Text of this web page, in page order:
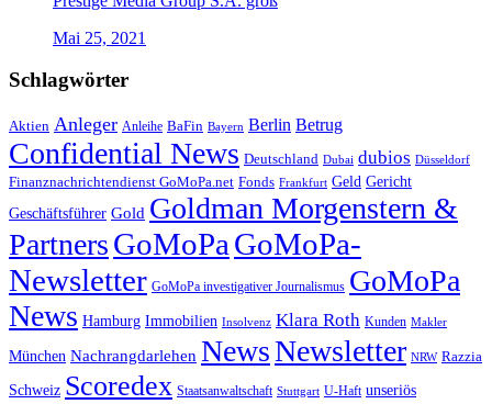
Mai 25, 2021
Schlagwörter
Aktien Anleger Anleihe BaFin Bayern Berlin Betrug
Confidential News Deutschland Dubai dubios Düsseldorf
Finanznachrichtendienst GoMoPa.net Fonds Frankfurt Geld Gericht
Geschäftsführer Gold Goldman Morgenstern &
PartnersGoMoPa GoMoPa-
Newsletter GoMoPa investigativer Journalismus GoMoPa
News Hamburg Immobilien Insolvenz Klara Roth Kunden Makler
München Nachrangdarlehen NewsNewsletter NRW Razzia
Schweiz Scoredex Staatsanwaltschaft Stuttgart U-Haft unseriös